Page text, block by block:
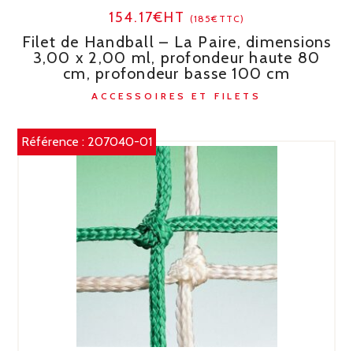
154.17€HT (185€TTC)
Filet de Handball – La Paire, dimensions
3,00 x 2,00 ml, profondeur haute 80
cm, profondeur basse 100 cm
ACCESSOIRES ET FILETS
Référence : 207040-01